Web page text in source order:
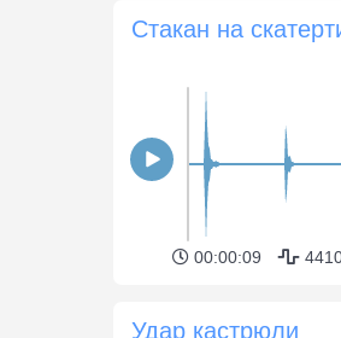
Стакан на
00:00:09
Удар кастрюли